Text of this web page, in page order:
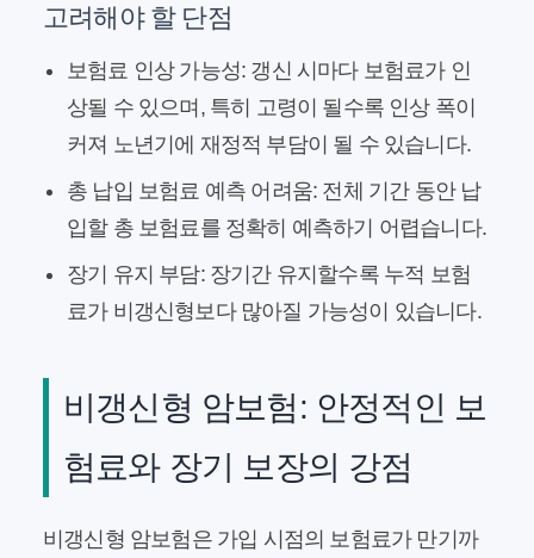
고려해야 할 단점
보험료 인상 가능성: 갱신 시마다 보험료가 인
상될 수 있으며, 특히 고령이 될수록 인상 폭이
커져 노년기에 재정적 부담이 될 수 있습니다.
총 납입 보험료 예측 어려움: 전체 기간 동안 납
입할 총 보험료를 정확히 예측하기 어렵습니다.
장기 유지 부담:장기간 유지할수록 누적 보험
료가 비갱신형보다 많아질 가능성이 있습니다.
비갱신형 암보험: 안정적인 보
험료와 장기 보장의 강점
비갱신형 암보험은 가입 시점의 보험료가 만기까